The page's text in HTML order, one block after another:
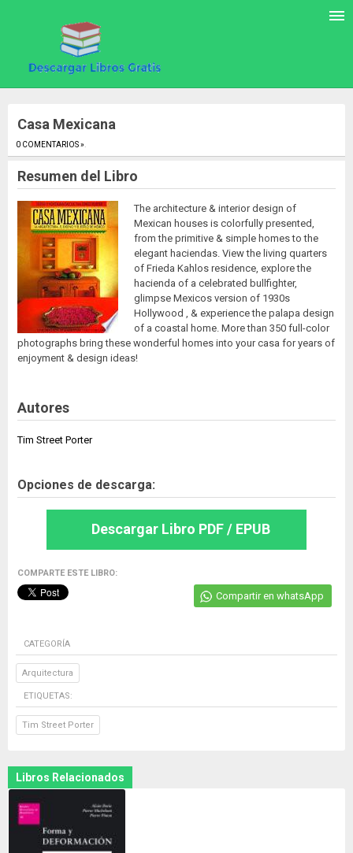
Casa Mexicana
0 COMENTARIOS ».
Resumen del Libro
The architecture & interior design of
Mexican houses is colorfully presented,
from the primitive & simple homes to the
elegant haciendas. View the living quarters
of Frieda Kahlos residence, explore the
hacienda of a celebrated bullfighter,
glimpse Mexicos version of 1930s
Hollywood , & experience the palapa design
of a coastal home. More than 350 full-color
photographs bring these wonderful homes into your casa for years of
enjoyment & design ideas!
Autores
Tim Street Porter
Opciones de descarga:
Descargar Libro PDF / EPUB
COMPARTE ESTE LIBRO:
Compartir en whatsApp
CATEGORÍA
Arquitectura
ETIQUETAS:
Tim Street Porter
Libros Relacionados